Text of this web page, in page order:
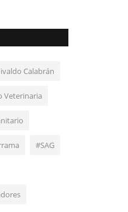
Calabrán
Veterinaria
#SAG